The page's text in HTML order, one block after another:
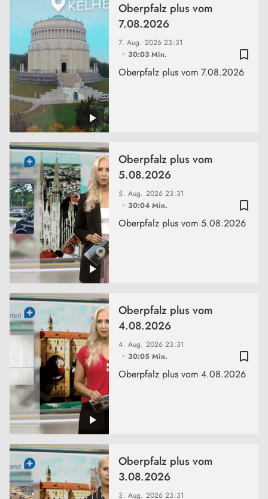
bookmark_border
7. Aug. 202623:31
30:03 Min.
Oberpfalz plus vom
7.08.2026
Oberpfalz plus vom 7.08.2026
bookmark_border
5. Aug. 202623:31
30:04 Min.
Oberpfalz plus vom
5.08.2026
Oberpfalz plus vom 5.08.2026
bookmark_border
4. Aug. 202623:31
30:05 Min.
Oberpfalz plus vom
4.08.2026
Oberpfalz plus vom 4.08.2026
3. Aug. 202623:31
Oberpfalz plus vom
3.08.2026